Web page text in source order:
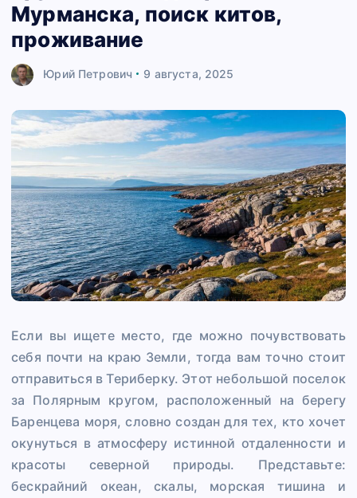
Мурманска, поиск китов,
проживание
Юрий Петрович 9 августа, 2025
Если вы ищете место, где можно почувствовать
себя почти на краю Земли, тогда вам точно стоит
отправиться в Териберку. Этот небольшой поселок
за Полярным кругом, расположенный на берегу
Баренцева моря, словно создан для тех, кто хочет
окунуться в атмосферу истинной отдаленности и
красоты северной природы. Представьте:
бескрайний океан, скалы, морская тишина и